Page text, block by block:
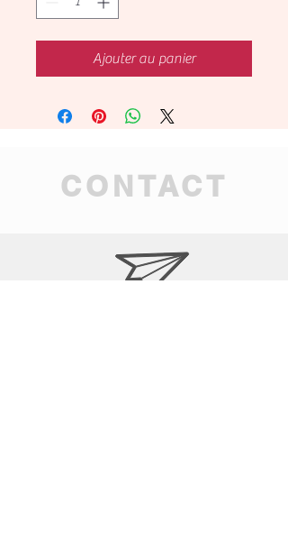
Ajouter au panier
CONTACT